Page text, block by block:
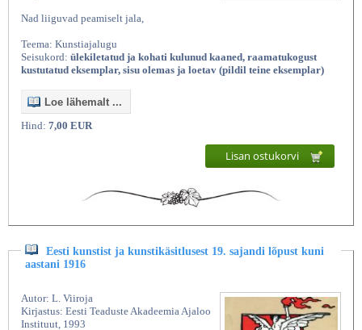
Nad liiguvad peamiselt jala,
Teema: Kunstiajalugu
Seisukord: ülekiletatud ja kohati kulunud kaaned, raamatukogust
kustutatud eksemplar, sisu olemas ja loetav (pildil teine eksemplar)
Loe lähemalt ...
Hind: 7,00 EUR
Lisan ostukorvi
Eesti kunstist ja kunstikäsitlusest 19. sajandi lõpust kuni
aastani 1916
Autor: L. Viiroja
Kirjastus: Eesti Teaduste Akadeemia Ajaloo
Instituut, 1993